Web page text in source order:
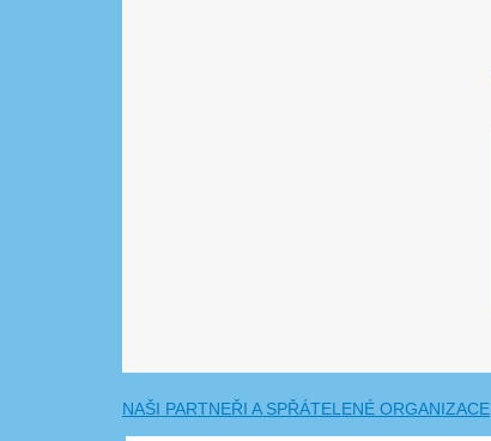
NAŠI PARTNEŘI A SPŘÁTELENÉ ORGANIZACE